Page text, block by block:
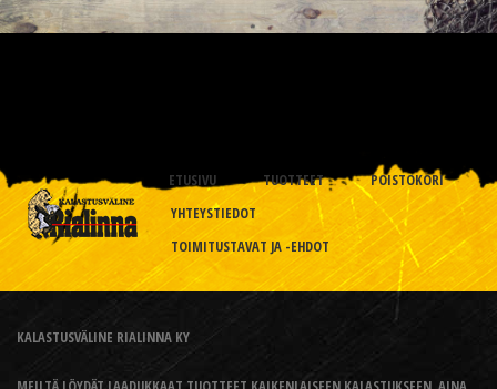
ETUSIVU TUOTTEET
POISTOKORI
YHTEYSTIEDOT
TOIMITUSTAVAT JA -EHDOT
KALASTUSVÄLINE RIALINNA KY